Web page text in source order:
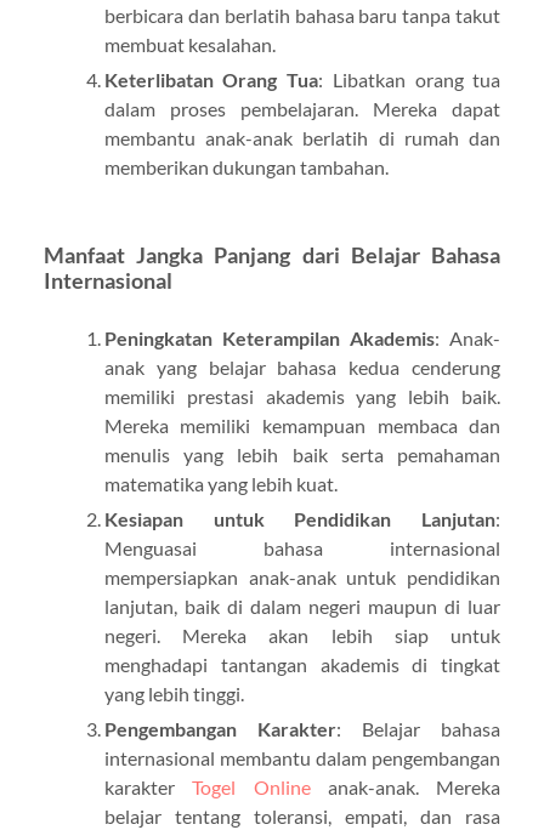
berbicara dan berlatih bahasa baru tanpa takut
membuat kesalahan.
Keterlibatan Orang Tua: Libatkan orang tua
dalam proses pembelajaran. Mereka dapat
membantu anak-anak berlatih di rumah dan
memberikan dukungan tambahan.
Manfaat Jangka Panjang dari Belajar Bahasa
Internasional
Peningkatan Keterampilan Akademis: Anak-
anak yang belajar bahasa kedua cenderung
memiliki prestasi akademis yang lebih baik.
Mereka memiliki kemampuan membaca dan
menulis yang lebih baik serta pemahaman
matematika yang lebih kuat.
Kesiapan untuk Pendidikan Lanjutan:
Menguasai bahasa internasional
mempersiapkan anak-anak untuk pendidikan
lanjutan, baik di dalam negeri maupun di luar
negeri. Mereka akan lebih siap untuk
menghadapi tantangan akademis di tingkat
yang lebih tinggi.
Pengembangan Karakter: Belajar bahasa
internasional membantu dalam pengembangan
karakterTogel Onlineanak-anak. Mereka
belajar tentang toleransi, empati, dan rasa